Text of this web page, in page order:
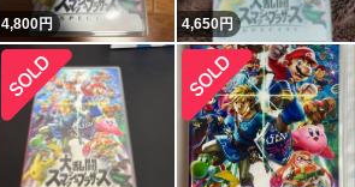
4,800円 4,650円